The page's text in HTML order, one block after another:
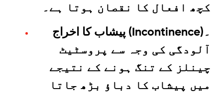
کچھ افعال کا نقصان ہوتا ہے۔
پیشاب کا اخراج (Incontinence)۔
آلودگی کی وجہ سے پروسٹیٹ
چینلز کے تنگ ہونے کے نتیجے
میں پیشاب کا دباؤ بڑھ جاتا